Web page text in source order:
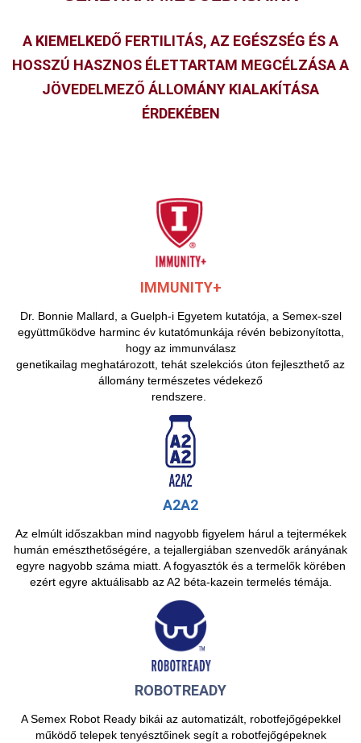
A KIEMELKEDŐ FERTILITÁS, AZ EGÉSZSÉG ÉS A
HOSSZÚ HASZNOS ÉLETTARTAM MEGCÉLZÁSA A
JÖVEDELMEZŐ ÁLLOMÁNY KIALAKÍTÁSA
ÉRDEKÉBEN
IMMUNITY+
Dr. Bonnie Mallard, a Guelph-i Egyetem kutatója, a Semex-szel
együttműködve harminc év kutatómunkája révén bebizonyította,
hogy az immunválasz
genetikailag meghatározott, tehát szelekciós úton fejleszthető az
állomány természetes védekező
rendszere.
A2A2
Az elmúlt időszakban mind nagyobb figyelem hárul a tejtermékek
humán emészthetőségére, a tejallergiában szenvedők arányának
egyre nagyobb száma miatt. A fogyasztók és a termelők körében
ezért egyre aktuálisabb az A2 béta-kazein termelés témája.
ROBOTREADY
A Semex Robot Ready bikái az automatizált, robotfejőgépekkel
működő telepek tenyésztőinek segít a robotfejőgépeknek